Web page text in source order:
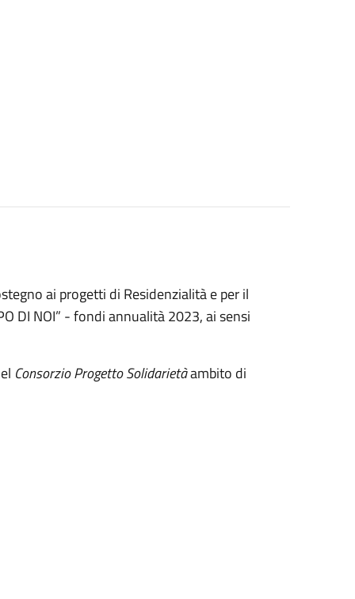
ai progetti di Residenzialità e per il
DI NOI” - fondi annualità 2023, ai sensi
Consorzio Progetto Solidarietàambito di